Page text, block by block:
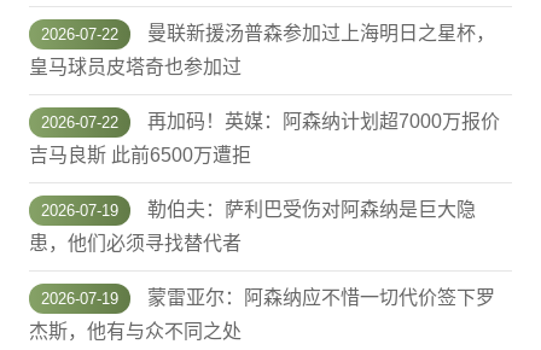
2026-07-22
曼联新援汤普森参加过上海明日之星杯，
皇马球员皮塔奇也参加过
2026-07-22
再加码！英媒：阿森纳计划超7000万报价
吉马良斯 此前6500万遭拒
2026-07-19
勒伯夫：萨利巴受伤对阿森纳是巨大隐
患，他们必须寻找替代者
2026-07-19
蒙雷亚尔：阿森纳应不惜一切代价签下罗
杰斯，他有与众不同之处